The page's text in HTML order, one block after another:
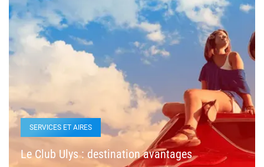
SERVICES ET AIRES
Le Club Ulys : destination avantages